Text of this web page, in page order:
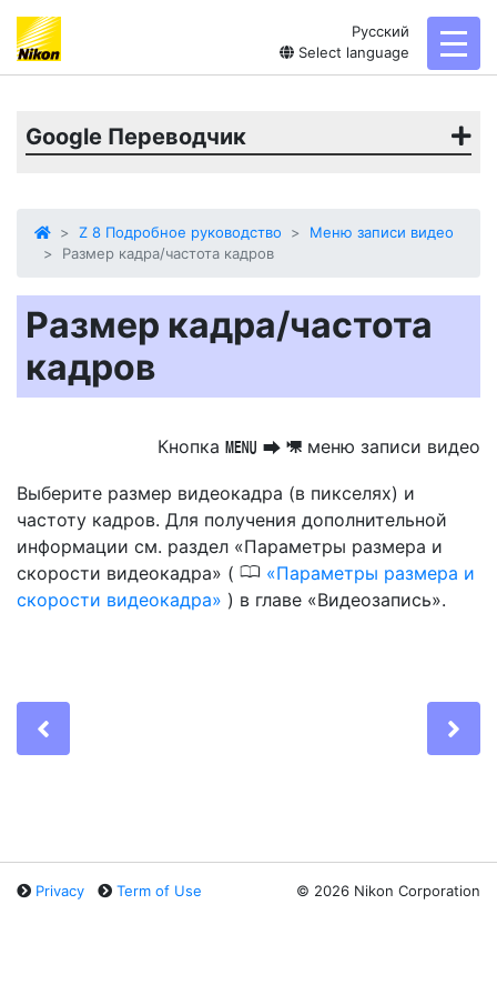
Русский
Select language
Google Переводчик
Z 8 Подробное руководство
Меню записи видео
Размер кадра/частота кадров
Размер кадра/частота
кадров
Кнопка G U 1 меню записи видео
Выберите размер видеокадра (в пикселях) и
частоту кадров. Для получения дополнительной
информации см. раздел «Параметры размера и
скорости видеокадра» ( 0
Параметры размера и
скорости видеокадра
) в главе «Видеозапись».
Privacy Term of Use © 2026 Nikon Corporation